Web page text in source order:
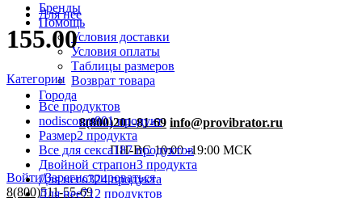
Бренды
Помощь
Условия доставки
Условия оплаты
Таблицы размеров
Возврат товара
Города
8(800)201-81-69 info@provibrator.ru
ПН-ВС 10:00 -19:00 МСК
Войти/Зарегистрироваться
8(800)511-55-69
Для нее
155.00
Категории
Все продуктов
nodiscount801 продукт
Размер2 продукта
Все для секса187 продуктов
Двойной страпон3 продукта
Для него324 продукта
Для нее712 продуктов